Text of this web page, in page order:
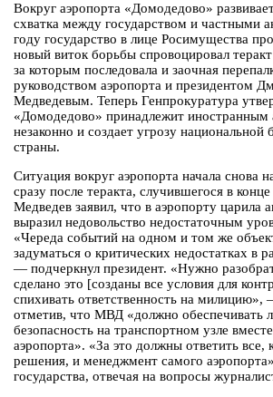
Вокруг аэропорта «Домодедово»
схватка между государством и частными
году государство в лице Росимущества
новый виток борьбы спровоцировал
за которым последовала и заочная
руководством аэропорта и президентом
Медведевым. Теперь Генпрокуратура
«Домодедово» принадлежит иностранным
незаконно и создает угрозу национальной
страны.
Ситуация вокруг аэропорта начала снова
сразу после теракта, случившегося в конце
Медведев заявил, что в аэропорту царила
выразил недовольство недостаточным
«Череда событий на одном и том же
задуматься о критических недостатках в
— подчеркнул президент. «Нужно
сделано это [созданы все условия для
спихивать ответственность на милицию»,
отметив, что МВД «должно обеспечивать
безопасность на транспортном узле
аэропорта». «За это должны ответить все,
решения, и менеджмент самого
государства, отвечая на вопросы